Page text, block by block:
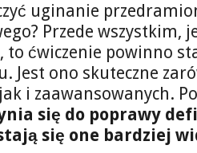
uginanie
Przede wszystkim,
to ćwiczenie powinno
Jest ono skuteczne
i zaawansowanych.
się do poprawy
się one bardziej